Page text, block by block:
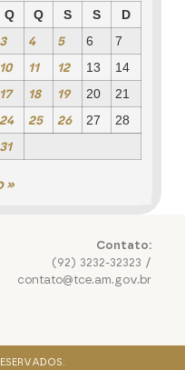
Q Q S S D
3 4 5 6 7
10 11 12 13 14
17 18 19 20 21
24 25 26 27 28
31
»
Contato:
(92) 3232-32323 /
contato@tce.am.gov.br